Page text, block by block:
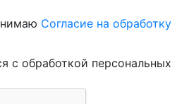
Согласие на обработку
с обработкой персональных